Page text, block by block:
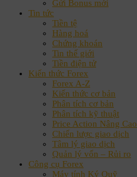
Gửi Bonus mới
Tin tức
Tiền tệ
Hàng hoá
Chứng khoán
Tin thế giới
Tiền điện tử
Kiến thức Forex
Forex A-Z
Kiến thức cơ bản
Phân tích cơ bản
Phân tích kỹ thuật
Price Action Nâng Cao
Chiến lược giao dịch
Tâm lý giao dịch
Quản lý vốn – Rủi ro
Công cụ Forex
Máy tính Ký Quỹ